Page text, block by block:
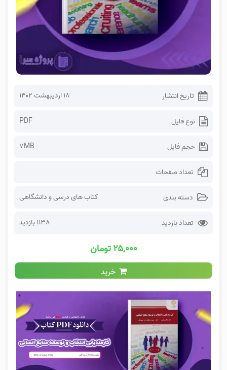
تاریخ انتشار ۱۸ اردیبهشت ۱۴۰۲
نوع فایل PDF
حجم فایل 7MB
تعداد صفحات
دسته بندی کتاب های درسی و دانشگاهی
تعداد بازدید 1138 بازدید
۲۵,۰۰۰ تومان
خرید